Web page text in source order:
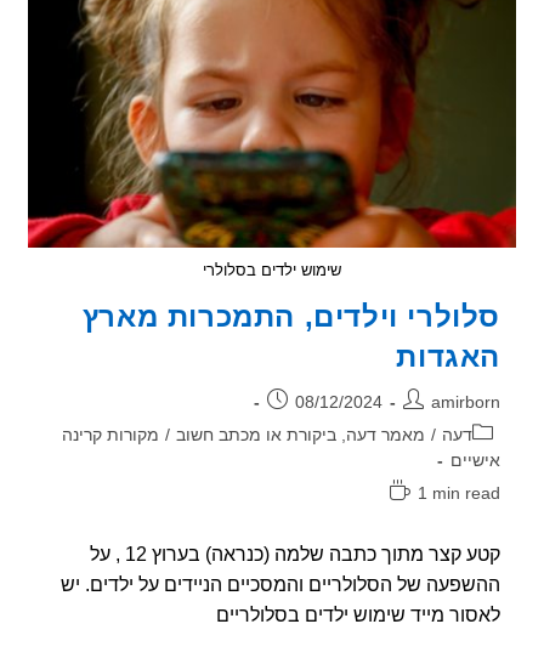
שימוש ילדים בסלולרי
וילדים, התמכרות מארץ
פורסם:
08/12/2024
מאמר דעה, ביקורת או מכתב חשוב / מקורות קרינה
1 min
קטע קצר מתוך כתבה שלמה (כנראה) בערוץ 12 , על
של הסלולריים והמסכיים הניידים על ילדים. יש
מייד שימוש ילדים בסלולריים